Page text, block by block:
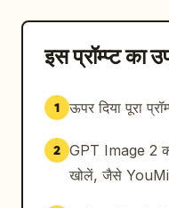
इस प्रॉम्प्ट का
1 ऊपर दिया पूरा
2 GPT Image 2 को
खोलें, जैसे